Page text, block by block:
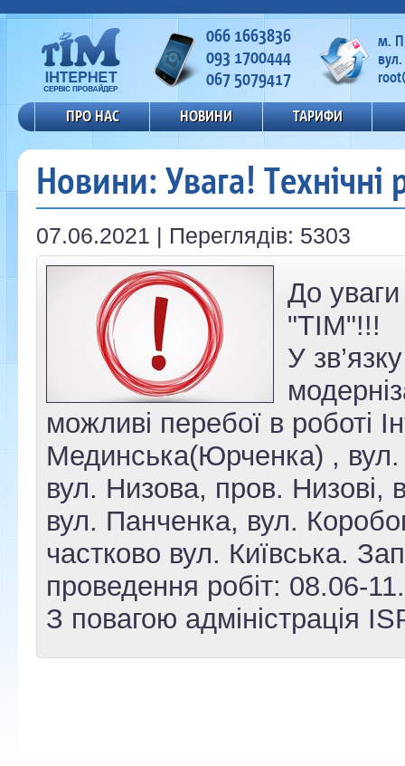
066 1663836
093 1700444
067 5079417
м.
ПРО НАС НОВИНИ ТАРИФИ
Новини: Увага! Технічні
07.06.2021 | Переглядів: 5303
До
"ТІМ"!!!
У
можливі перебої в роботі
Мединська(Юрченка) , вул.
вул. Низова, пров. Низові,
вул. Панченка, вул.
частково вул. Київська.
проведення робіт: 08.06-
З повагою адміністрація